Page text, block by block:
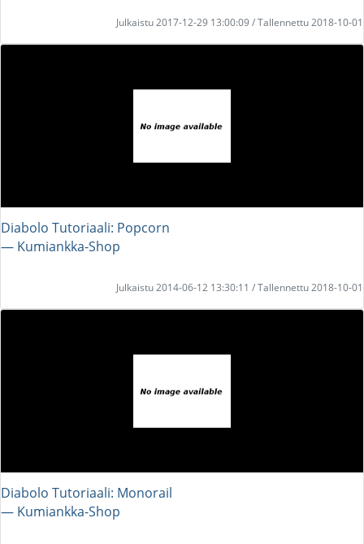
Julkaistu 2017-12-29 13:00:09 / Tallennettu 2018-10-01
Diabolo Tutoriaali: Popcorn
― Kumiankka-Shop
Julkaistu 2014-06-12 13:30:11 / Tallennettu 2018-10-01
Diabolo Tutoriaali: Monorail
― Kumiankka-Shop